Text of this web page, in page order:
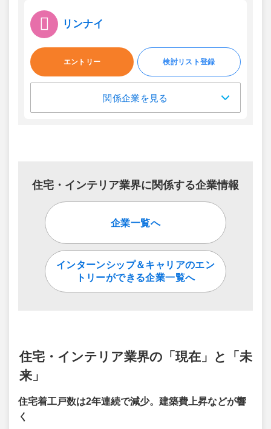
リンナイ
エントリー 検討リスト登録
関係企業を見る
住宅・インテリア業界に関係する企業情報
企業一覧へ
インターンシップ＆キャリアのエン
トリーができる企業一覧へ
住宅・インテリア業界の「現在」と「未
来」
住宅着工戸数は2年連続で減少。建築費上昇などが響
く